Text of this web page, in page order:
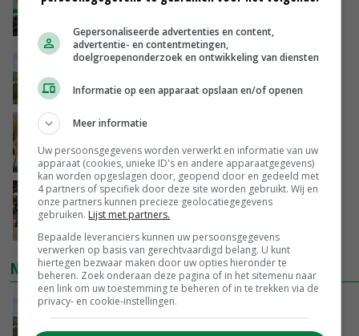
Lobith’
POAH!: John Deere 7730
VANDAAG, 10:00
Geen vee meer op Noord-Hollandse zeedijken
door aanhoudende droogte
VANDAAG, 09:48
Na jarenlang meten willen Zuid-Hollandse
boeren nu erkenning
NIEUWSTE VIDEO'S
POAH!: John Deere 7730
Gepersonaliseerde advertenties en content,
advertentie- en contentmetingen,
doelgroepenonderzoek en ontwikkeling van diensten
Informatie op een apparaat opslaan en/of openen
Meer informatie
Uw persoonsgegevens worden verwerkt en informatie van uw
apparaat (cookies, unieke ID's en andere apparaatgegevens)
kan worden opgeslagen door, geopend door en gedeeld met
4 partners of specifiek door deze site worden gebruikt. Wij en
onze partners kunnen precieze geolocatiegegevens
gebruiken. Lijst met partners.
Bepaalde leveranciers kunnen uw persoonsgegevens
verwerken op basis van gerechtvaardigd belang. U kunt
hiertegen bezwaar maken door uw opties hieronder te
beheren. Zoek onderaan deze pagina of in het sitemenu naar
een link om uw toestemming te beheren of in te trekken via de
privacy- en cookie-instellingen.